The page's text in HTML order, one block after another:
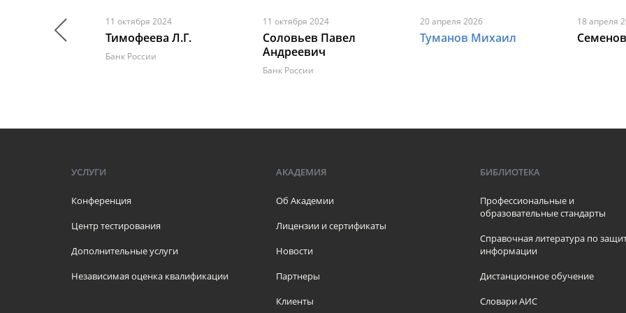
11 октября 2024
Тимофеева Л.Г.
Банк России
11 октября 2024
Соловьев Павел
Андреевич
Банк России
20 апреля 2026
Туманов Михаил
18 апреля
УСЛУГИ
Конференция
Центр тестирования
Дополнительные услуги
Независимая оценка квалификации
АКАДЕМИЯ
Об Академии
Лицензии и сертификаты
Новости
Партнеры
Клиенты
БИБЛИОТЕКА
Профессиональные и
образовательные стандарты
Справочная литература по
информации
Дистанционное обучение
Словари АИС